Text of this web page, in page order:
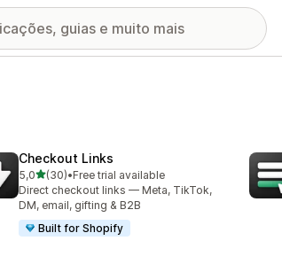
Checkout Links
5,0de 5 estrelas
(30)
30 total de avaliações
•Free trial available
Direct checkout links — Meta, TikTok,
DM, email, gifting & B2B
Built for Shopify